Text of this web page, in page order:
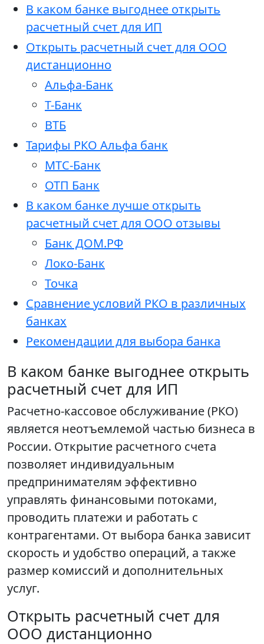
В каком банке выгоднее открыть
расчетный счет для ИП
Открыть расчетный счет для ООО
дистанционно
Альфа-Банк
Т-Банк
ВТБ
Тарифы РКО Альфа банк
МТС-Банк
ОТП Банк
В каком банке лучше открыть
расчетный счет для ООО отзывы
Банк ДОМ.РФ
Локо-Банк
Точка
Сравнение условий РКО в различных
банках
Рекомендации для выбора банка
В каком банке выгоднее открыть
расчетный счет для ИП
Расчетно-кассовое обслуживание (РКО)
является неотъемлемой частью бизнеса в
России. Открытие расчетного счета
позволяет индивидуальным
предпринимателям эффективно
управлять финансовыми потоками,
проводить платежи и работать с
контрагентами. От выбора банка зависит
скорость и удобство операций, а также
размер комиссий и дополнительных
услуг.
Открыть расчетный счет для
ООО дистанционно